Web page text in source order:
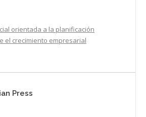
orientada a la planificación
el crecimiento empresarial
Press